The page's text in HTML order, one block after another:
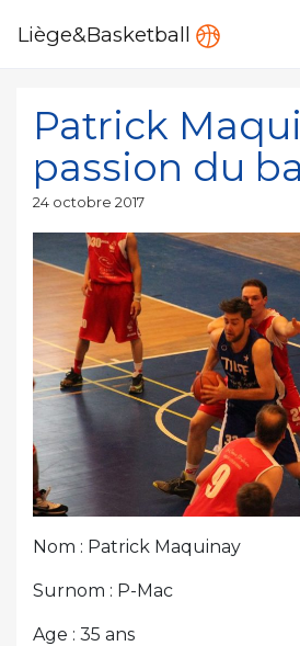
Liège&Basketball
Patrick
passion du
Publié
24 octobre 2017
Nom : Patrick Maquinay
Surnom : P-Mac
Age : 35 ans